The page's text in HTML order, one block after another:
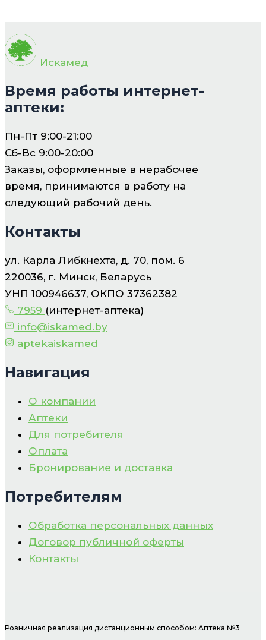
Искамед
Время работы интернет-
аптеки:
Пн-Пт 9:00-21:00
Сб-Вс 9:00-20:00
Заказы, оформленные в нерабочее
время, принимаются в работу на
следующий рабочий день.
Контакты
ул. Карла Либкнехта, д. 70, пом. 6
220036, г. Минск, Беларусь
УНП 100946637, ОКПО 37362382
7959 (интернет-аптека)
info@iskamed.by
aptekaiskamed
Навигация
О компании
Аптеки
Для потребителя
Оплата
Бронирование и доставка
Потребителям
Обработка персональных данных
Договор публичной оферты
Контакты
Розничная реализация дистанционным способом: Аптека №3